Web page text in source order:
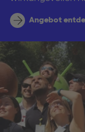
Angebot